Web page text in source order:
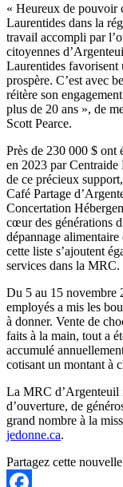
« Heureux de pouvoir
Laurentides dans la
travail accompli par
citoyennes
Laurentides favorisent
prospère. C’est avec
réitère son
plus de 20 ans », de
Scott Pearce.
Près de 230 000 $ ont
en 2023 par Centraide
de ce précieux
Café Partage
Concertation
cœur des générations
dépannage
cette liste s’ajoutent
services dans la MRC.
Du 5 au 15 novembre
employés a mis les
à donner. Vente de
faits à la main, tout a
accumulé
cotisant un montant à
La MRC d’Argenteuil
d’ouverture, de
grand nombre à la
jedonne.ca.
Partagez cette nouvelle